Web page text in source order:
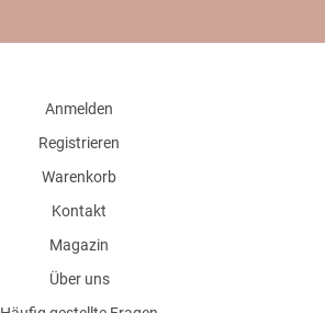
Anmelden
Registrieren
Warenkorb
Kontakt
Magazin
Über uns